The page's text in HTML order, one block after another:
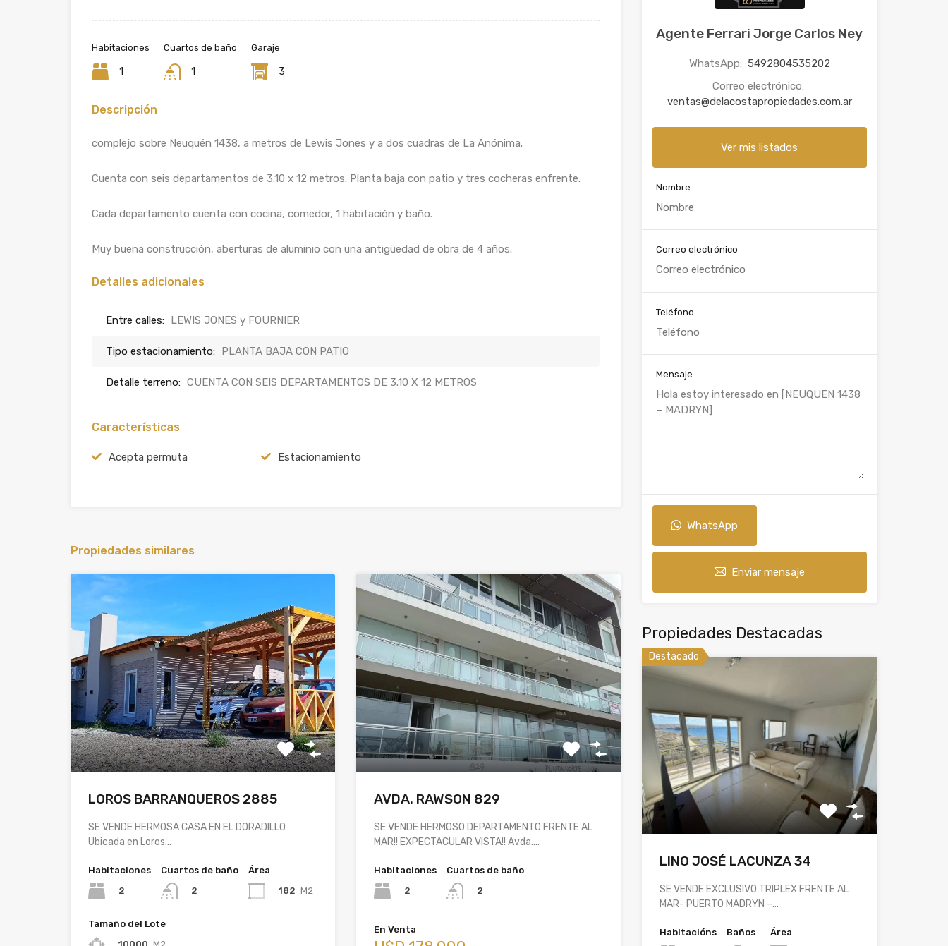
Habitaciones
1
Cuartos de baño
1
Garaje
3
Descripción
complejo sobre Neuquén 1438, a metros de Lewis Jones y a dos cuadras de La Anónima.
Cuenta con seis departamentos de 3.10 x 12 metros. Planta baja con patio y tres cocheras enfrente.
Cada departamento cuenta con cocina, comedor, 1 habitación y baño.
Muy buena construcción, aberturas de aluminio con una antigüedad de obra de 4 años.
Detalles adicionales
Entre calles: LEWIS JONES y FOURNIER
Tipo estacionamiento: PLANTA BAJA CON PATIO
Detalle terreno: CUENTA CON SEIS DEPARTAMENTOS DE 3.10 X 12 METROS
Características
Acepta permuta Estacionamiento
Propiedades similares
LOROS BARRANQUEROS 2885
SE VENDE HERMOSA CASA EN EL DORADILLO
Ubicada en Loros…
Habitaciones
2
Cuartos de baño
2
Área
182 M2
Tamaño del Lote
AVDA. RAWSON 829
SE VENDE HERMOSO DEPARTAMENTO FRENTE AL
MAR!! EXPECTACULAR VISTA!! Avda.…
Habitaciones
2
Cuartos de baño
2
En Venta
Agente Ferrari Jorge Carlos Ney
WhatsApp: 5492804535202
Correo electrónico:
ventas@delacostapropiedades.com.ar
Ver mis listados
Nombre
Correo electrónico
Teléfono
Mensaje
WhatsApp
Enviar mensaje
Propiedades Destacadas
Destacado
LINO JOSÉ LACUNZA 34
SE VENDE EXCLUSIVO TRIPLEX FRENTE AL
MAR- PUERTO MADRYN –…
Habitacións
Baños
Área